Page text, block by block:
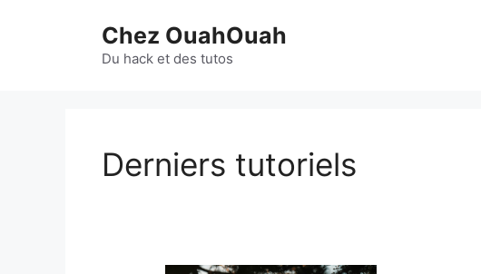
Chez OuahOuah
Du hack et des tutos
Derniers tutoriels